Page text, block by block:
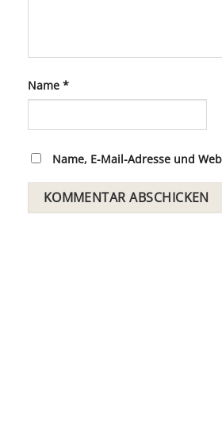
Name *
Name, E-Mail-Adresse und